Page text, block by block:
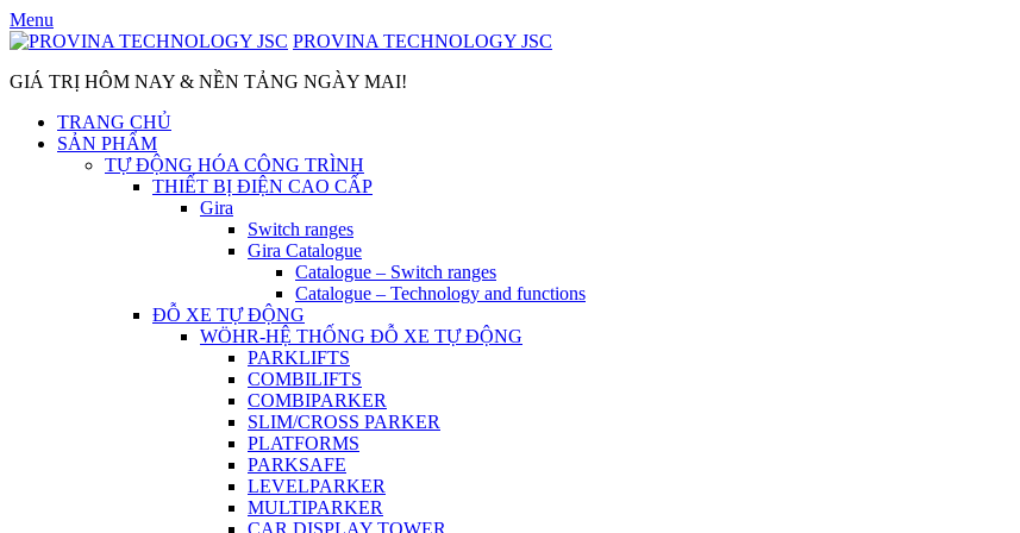
Skip
to
Menu
PROVINA TECHNOLOGY JSC
GIÁ TRỊ HÔM NAY & NỀN TẢNG NGÀY MAI!
TRANG CHỦ
SẢN PHẨM
TỰ ĐỘNG HÓA CÔNG TRÌNH
THIẾT BỊ ĐIỆN CAO CẤP
Gira
Switch ranges
Gira Catalogue
Catalogue – Switch ranges
Catalogue – Technology and functions
ĐỖ XE TỰ ĐỘNG
WÖHR-HỆ THỐNG ĐỖ XE TỰ ĐỘNG
PARKLIFTS
COMBILIFTS
COMBIPARKER
SLIM/CROSS PARKER
PLATFORMS
PARKSAFE
LEVELPARKER
MULTIPARKER
CAR DISPLAY TOWER